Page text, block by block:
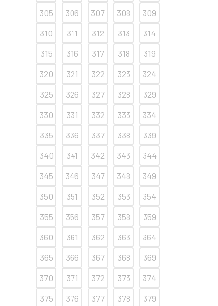
305
306 307 308
309
310
311 312 313
314
315
316 317 318
319
320
321 322 323
324
325
326 327 328
329
330
331 332 333
334
335
336 337 338
339
340
341 342 343
344
345
346 347 348
349
350
351 352 353
354
355
356 357 358
359
360
361 362 363
364
365
366 367 368
369
370
371 372 373
374
375
376 377 378 379